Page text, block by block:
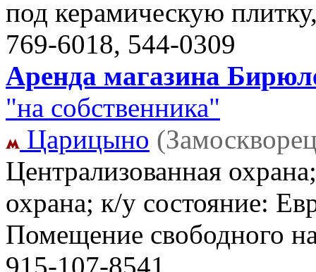
под керамическую
769-6018, 544-0309
Аренда магазина
"на собственника"
Царицыно
Централизованная
охрана; к/у состояние:
Помещение свободного
915-107-8541